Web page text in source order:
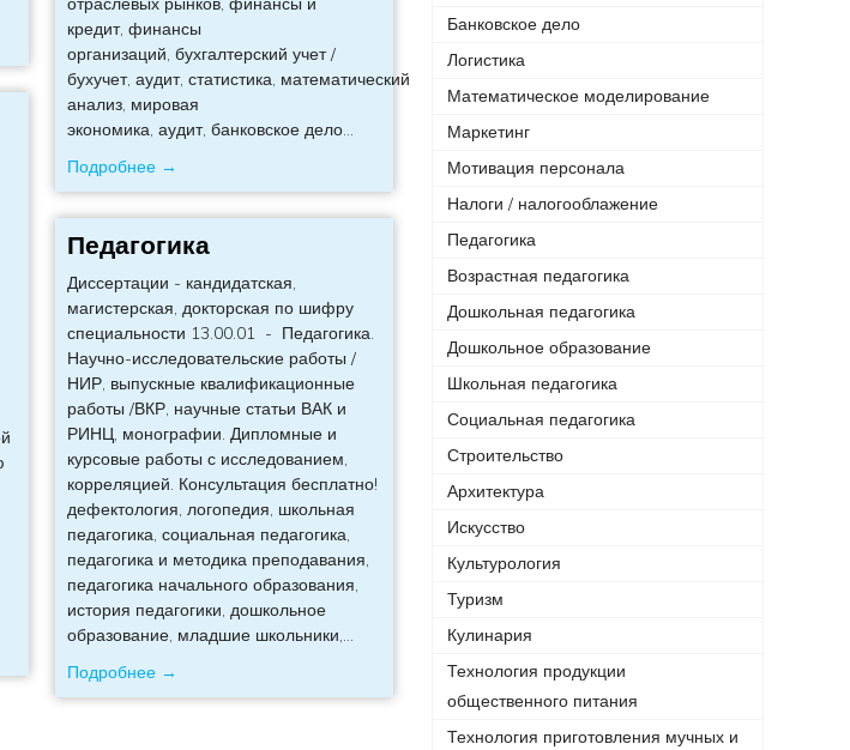
кредит, финансы
организаций, бухгалтерский учет /
бухучет, аудит, статистика, математический
анализ, мировая
экономика, аудит, банковское дело…
Подробнее →
Педагогика
Диссертации - кандидатская,
магистерская, докторская по шифру
специальности 13.00.01 - Педагогика.
Научно-исследовательские работы /
НИР, выпускные квалификационные
работы /ВКР, научные статьи ВАК и
РИНЦ, монографии. Дипломные и
курсовые работы с исследованием,
корреляцией. Консультация бесплатно!
дефектология, логопедия, школьная
педагогика, социальная педагогика,
педагогика и методика преподавания,
педагогика начального образования,
история педагогики, дошкольное
образование, младшие школьники,…
Подробнее →
Банковское дело
Логистика
Математическое моделирование
Маркетинг
Мотивация персонала
Налоги / налогооблажение
Педагогика
Возрастная педагогика
Дошкольная педагогика
Дошкольное образование
Школьная педагогика
Социальная педагогика
Строительство
Архитектура
Искусство
Культурология
Туризм
Кулинария
Технология продукции
общественного питания
Технология приготовления мучных и